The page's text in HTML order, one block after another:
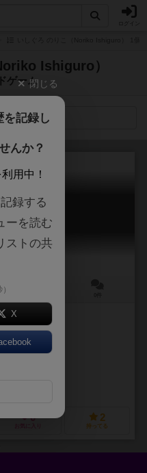
Ishiguro）
ゲーム
ュー
と！
者を募集中
0 2
持ってる
閉じる
を記録し
んか？
用中！
録する
ーを読む
ストの共
X